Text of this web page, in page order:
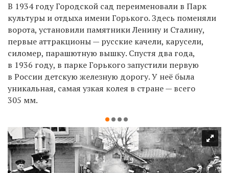
В 1934 году Городской сад переименовали в Парк
культуры и отдыха имени Горького. Здесь поменяли
ворота, установили памятники Ленину и Сталину,
первые аттракционы — русские качели, карусели,
силомер, парашютную вышку. Спустя два года,
в 1936 году, в парке Горького запустили первую
в России детскую железную дорогу. У неё была
уникальная, самая узкая колея в стране — всего
305 мм.